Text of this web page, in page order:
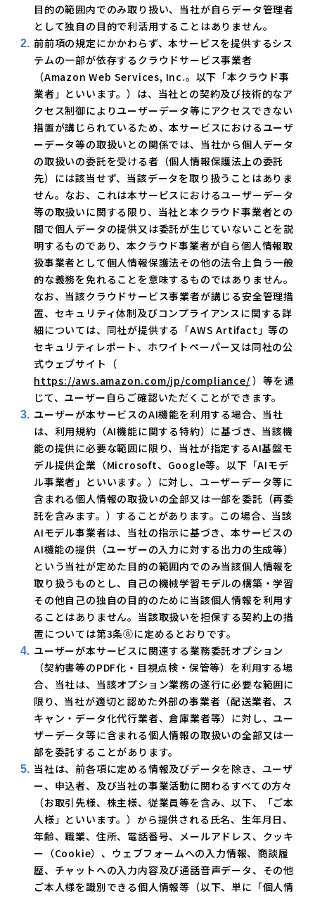
目的の範囲内でのみ取り扱い、当社が自らデータ管理者
として独自の目的で利活用することはありません。
前前項の規定にかかわらず、本サービスを提供するシス
テムの一部が依存するクラウドサービス事業者
（Amazon Web Services, Inc.。以下「本クラウド事
業者」といいます。）は、当社との契約及び技術的なア
クセス制御によりユーザーデータ等にアクセスできない
措置が講じられているため、本サービスにおけるユーザ
ーデータ等の取扱いとの関係では、当社から個人データ
の取扱いの委託を受ける者（個人情報保護法上の委託
先）には該当せず、当該データを取り扱うことはありま
せん。なお、これは本サービスにおけるユーザーデータ
等の取扱いに関する限り、当社と本クラウド事業者との
間で個人データの提供又は委託が生じていないことを説
明するものであり、本クラウド事業者が自ら個人情報取
扱事業者として個人情報保護法その他の法令上負う一般
的な義務を免れることを意味するものではありません。
なお、当該クラウドサービス事業者が講じる安全管理措
置、セキュリティ体制及びコンプライアンスに関する詳
細については、同社が提供する「AWS Artifact」等の
セキュリティレポート、ホワイトペーパー又は同社の公
式ウェブサイト（
https://aws.amazon.com/jp/compliance/ ）等を通
じて、ユーザー自らご確認いただくことができます。
ユーザーが本サービスのAI機能を利用する場合、当社
は、利用規約（AI機能に関する特約）に基づき、当該機
能の提供に必要な範囲に限り、当社が指定するAI基盤モ
デル提供企業（Microsoft、Google等。以下「AIモデ
ル事業者」といいます。）に対し、ユーザーデータ等に
含まれる個人情報の取扱いの全部又は一部を委託（再委
託を含みます。）することがあります。この場合、当該
AIモデル事業者は、当社の指示に基づき、本サービスの
AI機能の提供（ユーザーの入力に対する出力の生成等）
という当社が定めた目的の範囲内でのみ当該個人情報を
取り扱うものとし、自己の機械学習モデルの構築・学習
その他自己の独自の目的のために当該個人情報を利用す
ることはありません。当該取扱いを担保する契約上の措
置については第3条⑧に定めるとおりです。
ユーザーが本サービスに関連する業務委託オプション
（契約書等のPDF化・目視点検・保管等）を利用する場
合、当社は、当該オプション業務の遂行に必要な範囲に
限り、当社が適切と認めた外部の事業者（配送業者、ス
キャン・データ化代行業者、倉庫業者等）に対し、ユー
ザーデータ等に含まれる個人情報の取扱いの全部又は一
部を委託することがあります。
当社は、前各項に定める情報及びデータを除き、ユーザ
ー、申込者、及び当社の事業活動に関わるすべての方々
（お取引先様、株主様、従業員等を含み、以下、「ご本
人様」といいます。）から提供される氏名、生年月日、
年齢、職業、住所、電話番号、メールアドレス、クッキ
ー（Cookie）、ウェブフォームへの入力情報、商談履
歴、チャットへの入力内容及び通話音声データ、その他
ご本人様を識別できる個人情報等（以下、単に「個人情